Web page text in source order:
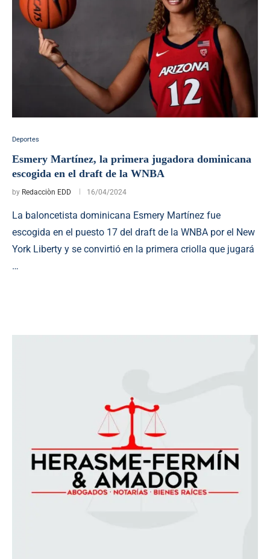
Deportes
Esmery Martínez, la primera jugadora dominicana
escogida en el draft de la WNBA
by Redacciòn EDD 16/04/2024
La baloncetista dominicana Esmery Martínez fue
escogida en el puesto 17 del draft de la WNBA por el New
York Liberty y se convirtió en la primera criolla que jugará
…